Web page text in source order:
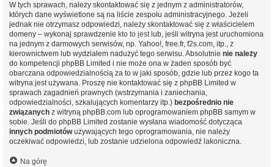
W tych sprawach, należy skontaktować się z jednym z administratorów,
których dane wyświetlone są na liście zespołu administracyjnego. Jeżeli
jednak nie otrzymasz odpowiedzi, należy skontaktować się z właścicielem
domeny – wykonaj sprawdzenie kto to jestlub, jeśli witryna jest uruchomiona
na jednym z darmowych serwisów, np. Yahoo!, free.fr, f2s.com, itp., z
kierownictwem lub wydziałem nadużyć tego serwisu. Absolutnie nie należy
do kompetencji phpBB Limited i nie może ona w żaden sposób być
obarczana odpowiedzialnością za to w jaki sposób, gdzie lub przez kogo ta
witryna jest używana. Proszę nie kontaktować się z phpBB Limited w
sprawach zagadnień prawnych (wstrzymania i zaniechania,
odpowiedzialności, szkalujących komentarzy itp.) bezpośrednio nie
związanych z witryną phpBB.com lub oprogramowaniem phpBB samym w
sobie. Jeśli do phpBB Limited zostanie wysłana wiadomość dotycząca
innych podmiotówużywających tego oprogramowania, nie należy
oczekiwać odpowiedzi, lub zostanie udzielona odpowiedź lakoniczna.
Na górę